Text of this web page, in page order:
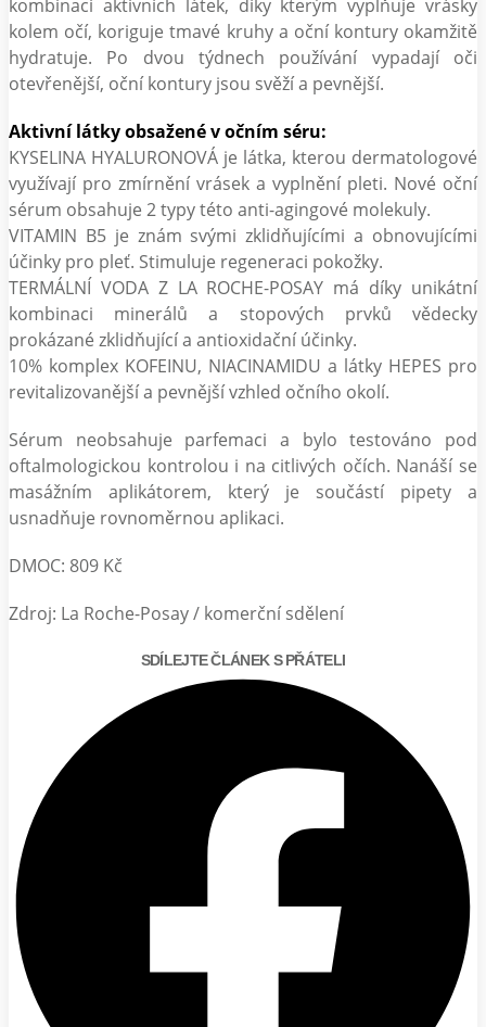
kombinaci aktivních látek, díky kterým vyplňuje vrásky
kolem očí, koriguje tmavé kruhy a oční kontury okamžitě
hydratuje. Po dvou týdnech používání vypadají oči
otevřenější, oční kontury jsou svěží a pevnější.
Aktivní látky obsažené v očním séru:
KYSELINA HYALURONOVÁ je látka, kterou dermatologové
využívají pro zmírnění vrásek a vyplnění pleti. Nové oční
sérum obsahuje 2 typy této anti-agingové molekuly.
VITAMIN B5 je znám svými zklidňujícími a obnovujícími
účinky pro pleť. Stimuluje regeneraci pokožky.
TERMÁLNÍ VODA Z LA ROCHE-POSAY má díky unikátní
kombinaci minerálů a stopových prvků vědecky
prokázané zklidňující a antioxidační účinky.
10% komplex KOFEINU, NIACINAMIDU a látky HEPES pro
revitalizovanější a pevnější vzhled očního okolí.
Sérum neobsahuje parfemaci a bylo testováno pod
oftalmologickou kontrolou i na citlivých očích. Nanáší se
masážním aplikátorem, který je součástí pipety a
usnadňuje rovnoměrnou aplikaci.
DMOC: 809 Kč
Zdroj: La Roche-Posay / komerční sdělení
SDÍLEJTE ČLÁNEK S PŘÁTELI